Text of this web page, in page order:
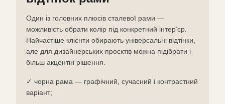
Один із головних плюсів сталевої рами —
можливість обрати колір під конкретний інтер’єр.
Найчастіше клієнти обирають універсальні відтінки,
але для дизайнерських проєктів можна підібрати і
більш акцентні рішення.
✓ чорна рама — графічний, сучасний і контрастний
варіант;